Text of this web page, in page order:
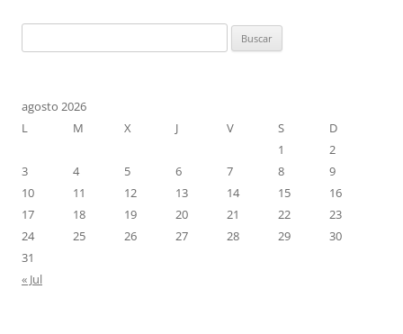
agosto 2026
L
M X J V S
D
1
2
3
4 5 6 7 8
9
10
11 12 13 14 15
16
17
18 19 20 21 22
23
24
25 26 27 28 29
30
31
« Jul